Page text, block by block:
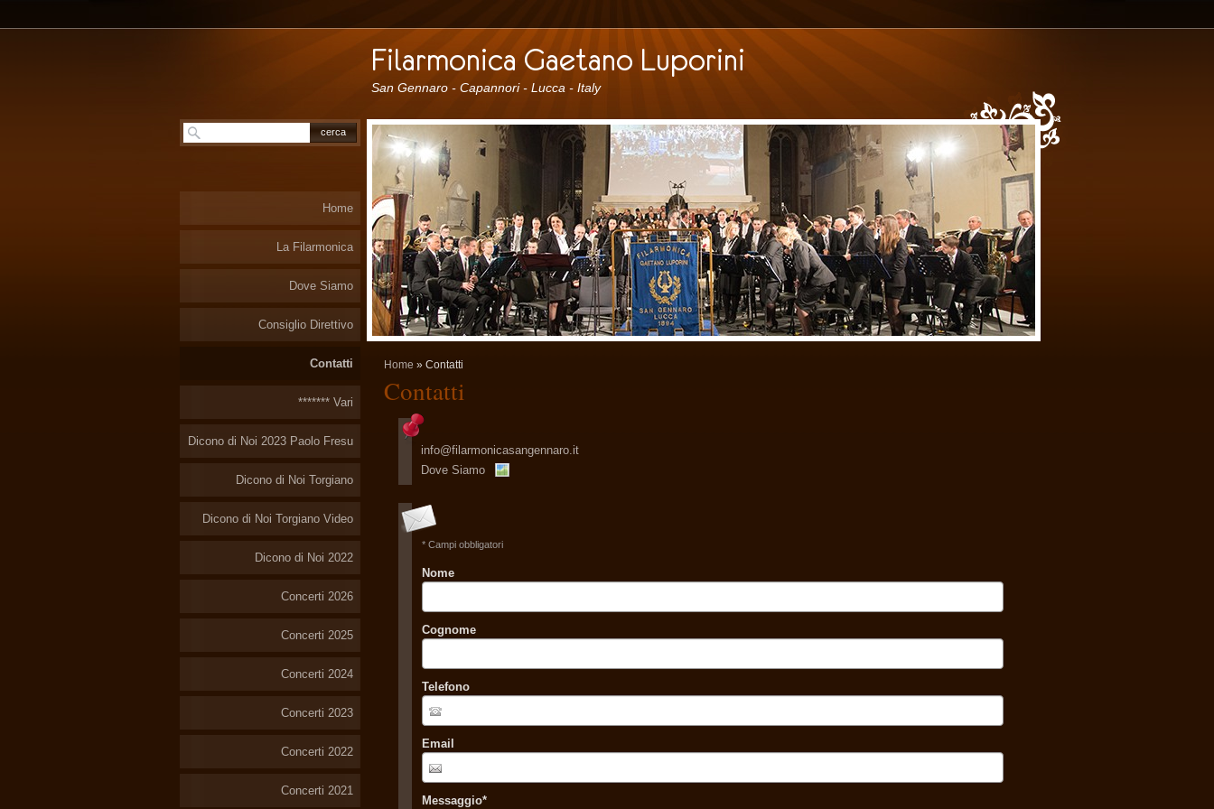
San Gennaro - Capannori - Lucca - Italy
Home » Contatti
Contatti
info@filarmonicasangennaro.it
Dove Siamo
* Campi obbligatori
Nome
Cognome
Telefono
Email
Messaggio*
Home
La Filarmonica
Dove Siamo
Consiglio Direttivo
Contatti
******* Vari
Dicono di Noi 2023 Paolo Fresu
Dicono di Noi Torgiano
Dicono di Noi Torgiano Video
Dicono di Noi 2022
Concerti 2026
Concerti 2025
Concerti 2024
Concerti 2023
Concerti 2022
Concerti 2021